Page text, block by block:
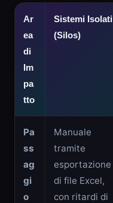
Ar
ea
di
Im
pa
tto
Sistemi Isolati
(Silos)
Pa
ss
ag
gi
o
Manuale
tramite
esportazione
di file Excel,
con ritardi di